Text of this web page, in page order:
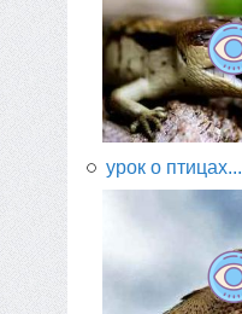
урок о птицах...